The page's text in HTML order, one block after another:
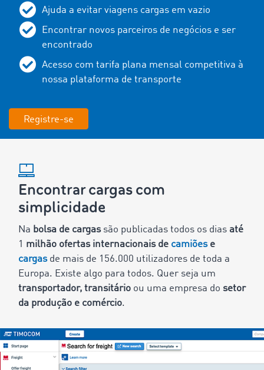
Ajuda a evitar viagens cargas em vazio
Encontrar novos parceiros de negócios e ser
encontrado
Acesso com tarifa plana mensal competitiva à
nossa plataforma de transporte
Registre-se
Encontrar cargas com
simplicidade
Na bolsa de cargassão publicadas todos os dias até
1 milhão ofertas internacionais de camiõese
cargasde mais de 156.000 utilizadores de toda a
Europa. Existe algo para todos. Quer seja um
transportador, transitário ou uma empresa do setor
da produção e comércio.